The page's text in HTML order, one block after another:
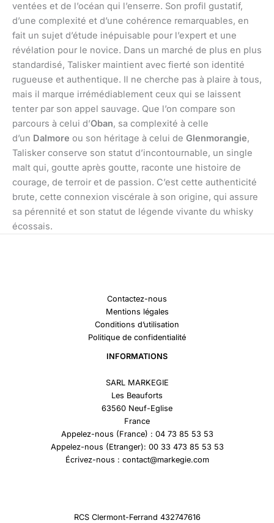
ventées et de l’océan qui l’enserre. Son profil gustatif,
d’une complexité et d’une cohérence remarquables, en
fait un sujet d’étude inépuisable pour l’expert et une
révélation pour le novice. Dans un marché de plus en plus
standardisé, Talisker maintient avec fierté son identité
rugueuse et authentique. Il ne cherche pas à plaire à tous,
mais il marque irrémédiablement ceux qui se laissent
tenter par son appel sauvage. Que l’on compare son
parcours à celui d’Oban, sa complexité à celle
d’un Dalmore ou son héritage à celui de Glenmorangie,
Talisker conserve son statut d’incontournable, un single
malt qui, goutte après goutte, raconte une histoire de
courage, de terroir et de passion. C’est cette authenticité
brute, cette connexion viscérale à son origine, qui assure
sa pérennité et son statut de légende vivante du whisky
écossais.
Contactez-nous
Mentions légales
Conditions d’utilisation
Politique de confidentialité
INFORMATIONS
SARL MARKEGIE
Les Beauforts
63560 Neuf-Eglise
France
Appelez-nous (France) : 04 73 85 53 53
Appelez-nous (Etranger): 00 33 473 85 53 53
Écrivez-nous : contact@markegie.com
RCS Clermont-Ferrand 432747616